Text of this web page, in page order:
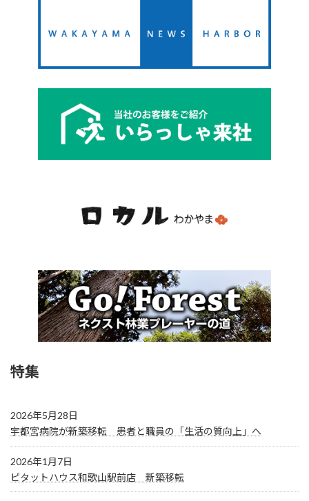
特集
2026年5月28日
宇都宮病院が新築移転 患者と職員の「生活の質向上」へ
2026年1月7日
ピタットハウス和歌山駅前店 新築移転